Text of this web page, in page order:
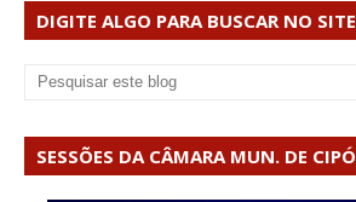
DIGITE ALGO PARA BUSCAR NO SITE
SESSÕES DA CÂMARA MUN. DE CIPÓ